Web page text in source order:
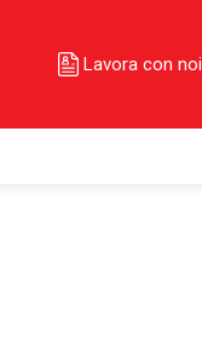
Lavora con noi